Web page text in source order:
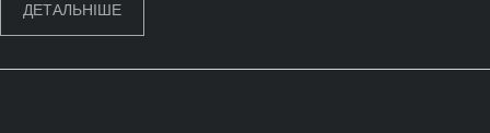
ДЕТАЛЬНІШЕ